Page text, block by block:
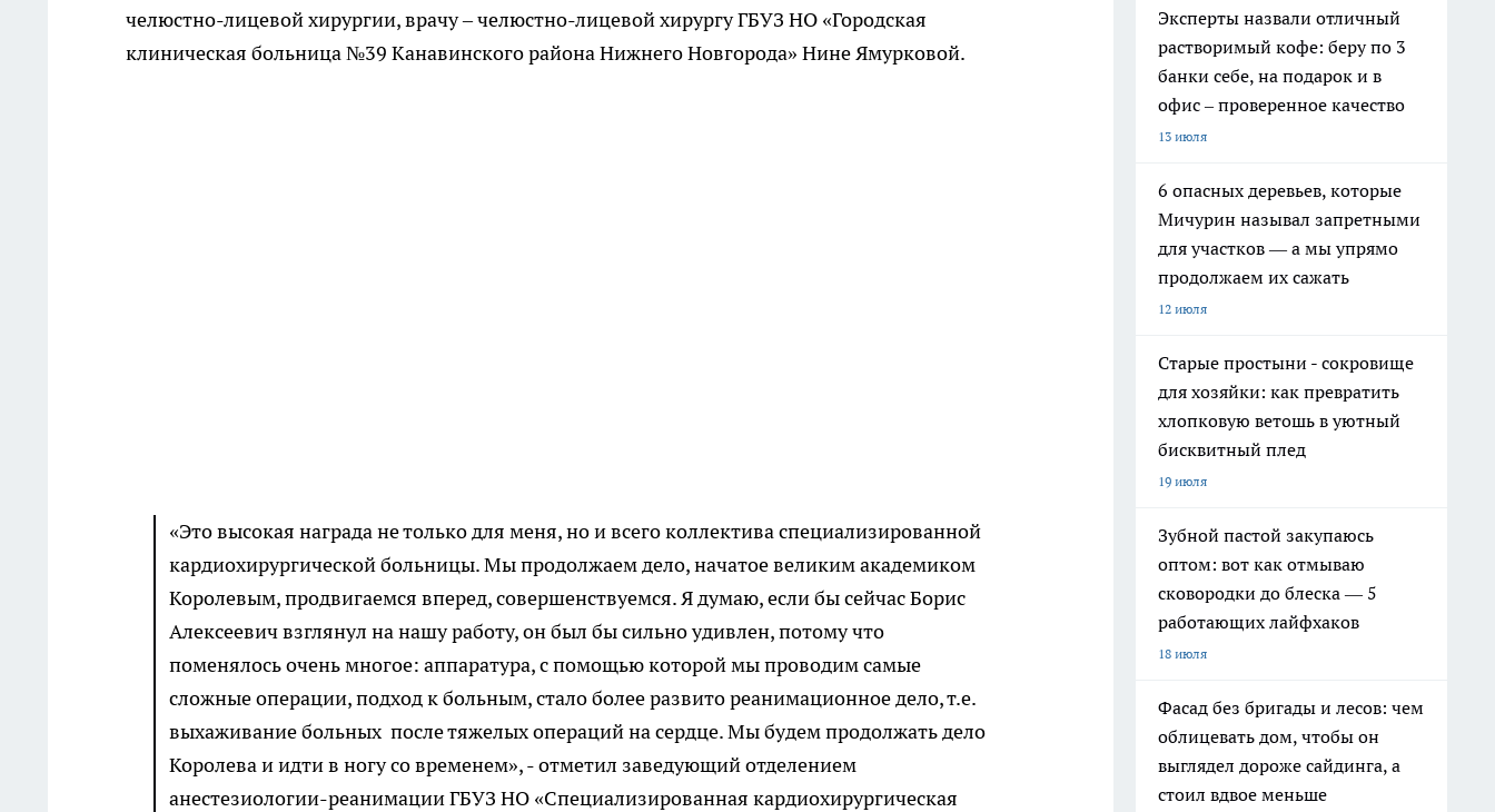
челюстно-лицевой хирургии, врачу – челюстно-лицевой хирургу ГБУЗ НО «Городская
клиническая больница №39 Канавинского района Нижнего Новгорода» Нине Ямурковой.
«Это высокая награда не только для меня, но и всего коллектива специализированной
кардиохирургической больницы. Мы продолжаем дело, начатое великим академиком
Королевым, продвигаемся вперед, совершенствуемся. Я думаю, если бы сейчас Борис
Алексеевич взглянул на нашу работу, он был бы сильно удивлен, потому что
поменялось очень многое: аппаратура, с помощью которой мы проводим самые
сложные операции, подход к больным, стало более развито реанимационное дело, т.е.
выхаживание больных после тяжелых операций на сердце. Мы будем продолжать дело
Королева и идти в ногу со временем», - отметил заведующий отделением
анестезиологии-реанимации ГБУЗ НО «Специализированная кардиохирургическая
Эксперты назвали отличный
растворимый кофе: беру по 3
банки себе, на подарок и в
офис – проверенное качество
13 июля
6 опасных деревьев, которые
Мичурин называл запретными
для участков — а мы упрямо
продолжаем их сажать
12 июля
Старые простыни - сокровище
для хозяйки: как превратить
хлопковую ветошь в уютный
бисквитный плед
19 июля
Зубной пастой закупаюсь
оптом: вот как отмываю
сковородки до блеска — 5
работающих лайфхаков
18 июля
Фасад без бригады и лесов: чем
облицевать дом, чтобы он
выглядел дороже сайдинга, а
стоил вдвое меньше